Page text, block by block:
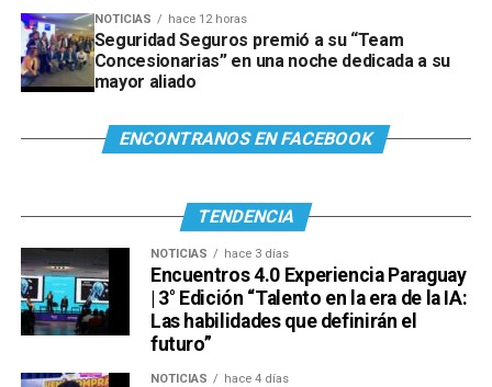
NOTICIAS hace 12 horas
Seguridad Seguros premió a su “Team
Concesionarias” en una noche dedicada a su
mayor aliado
ENCONTRANOS EN FACEBOOK
TENDENCIA
NOTICIAS hace 3 días
Encuentros 4.0 Experiencia Paraguay
| 3° Edición “Talento en la era de la IA:
Las habilidades que definirán el
futuro”
NOTICIAS hace 4 días